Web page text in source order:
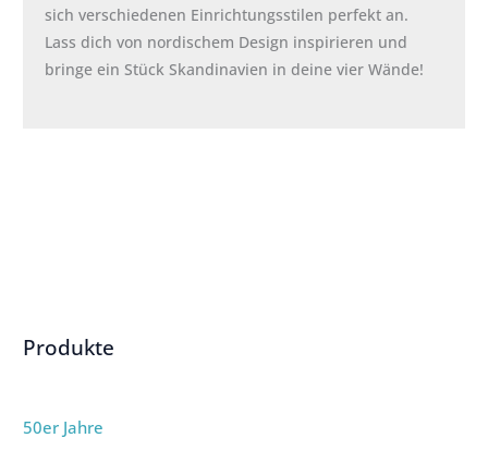
sich verschiedenen Einrichtungsstilen perfekt an.
Lass dich von nordischem Design inspirieren und
bringe ein Stück Skandinavien in deine vier Wände!
Produkte
50er Jahre